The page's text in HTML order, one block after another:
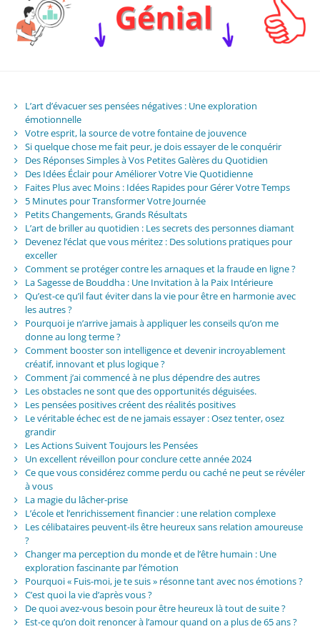
L’art d’évacuer ses pensées négatives : Une exploration
émotionnelle
Votre esprit, la source de votre fontaine de jouvence
Si quelque chose me fait peur, je dois essayer de le conquérir
Des Réponses Simples à Vos Petites Galères du Quotidien
Des Idées Éclair pour Améliorer Votre Vie Quotidienne
Faites Plus avec Moins : Idées Rapides pour Gérer Votre Temps
5 Minutes pour Transformer Votre Journée
Petits Changements, Grands Résultats
L’art de briller au quotidien : Les secrets des personnes diamant
Devenez l’éclat que vous méritez : Des solutions pratiques pour
exceller
Comment se protéger contre les arnaques et la fraude en ligne ?
La Sagesse de Bouddha : Une Invitation à la Paix Intérieure
Qu’est-ce qu’il faut éviter dans la vie pour être en harmonie avec
les autres ?
Pourquoi je n’arrive jamais à appliquer les conseils qu’on me
donne au long terme ?
Comment booster son intelligence et devenir incroyablement
créatif, innovant et plus logique ?
Comment j’ai commencé à ne plus dépendre des autres
Les obstacles ne sont que des opportunités déguisées.
Les pensées positives créent des réalités positives
Le véritable échec est de ne jamais essayer : Osez tenter, osez
grandir
Les Actions Suivent Toujours les Pensées
Un excellent réveillon pour conclure cette année 2024
Ce que vous considérez comme perdu ou caché ne peut se révéler
à vous
La magie du lâcher-prise
L’école et l’enrichissement financier : une relation complexe
Les célibataires peuvent-ils être heureux sans relation amoureuse
?
Changer ma perception du monde et de l’être humain : Une
exploration fascinante par l’émotion
Pourquoi « Fuis-moi, je te suis » résonne tant avec nos émotions ?
C’est quoi la vie d’après vous ?
De quoi avez-vous besoin pour être heureux là tout de suite ?
Est-ce qu’on doit renoncer à l’amour quand on a plus de 65 ans ?